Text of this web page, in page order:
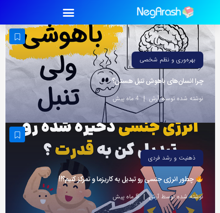
بهره‌وری و نظم شخصی
چرا انسان‌های باهوش تنبل هستن؟
نوشته شده توسط آرش 4 ماه پیش
ذهنیت و رشد فردی
چطور انرژی جنسی رو تبدیل به کاریزما و تمرکز کنیم؟!!
نوشته شده توسط آرش 5 ماه پیش